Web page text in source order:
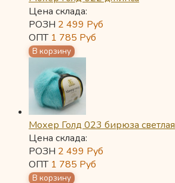
Цена склада:
РОЗН 2 499 Руб
ОПТ 1 785 Руб
Мохер Голд 023 бирюза светлая
Цена склада:
РОЗН 2 499 Руб
ОПТ 1 785 Руб